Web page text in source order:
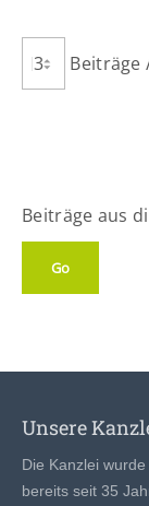
Beiträge
Beiträge aus
Unsere
Die Kanzlei
bereits seit 35